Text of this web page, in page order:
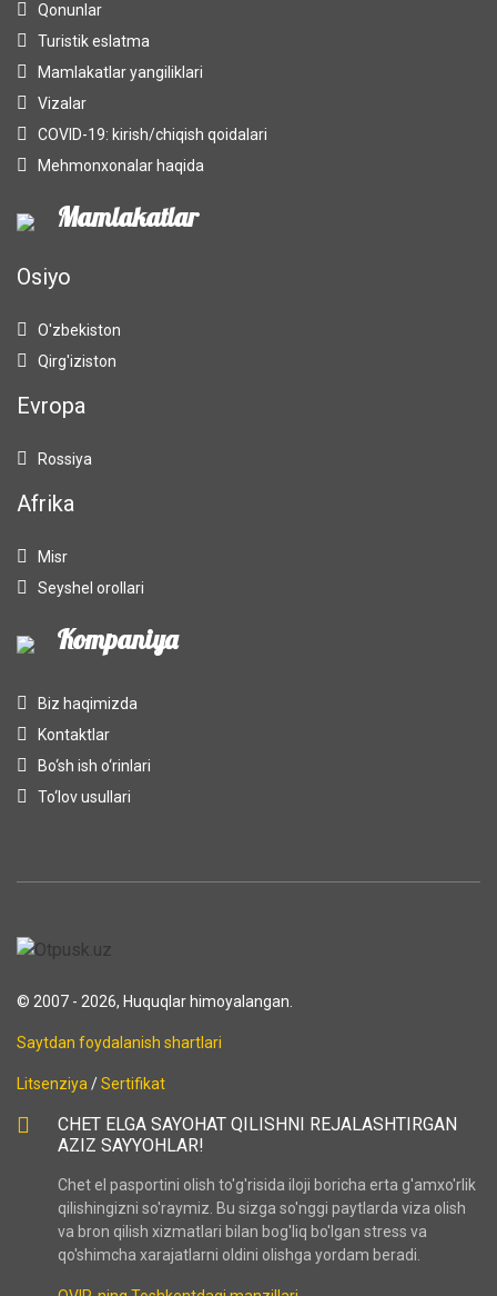
Qonunlar
Turistik eslatma
Mamlakatlar yangiliklari
Vizalar
COVID-19: kirish/chiqish qoidalari
Mehmonxonalar haqida
Mamlakatlar
Osiyo
O'zbekiston
Qirg'iziston
Evropa
Rossiya
Afrika
Misr
Seyshel orollari
Kompaniya
Biz haqimizda
Kontaktlar
Bo‘sh ish o‘rinlari
To‘lov usullari
© 2007 - 2026, Huquqlar himoyalangan.
Saytdan foydalanish shartlari
Litsenziya /Sertifikat
CHET ELGA SAYOHAT QILISHNI REJALASHTIRGAN
AZIZ SAYYOHLAR!
Chet el pasportini olish to'g'risida iloji boricha erta g'amxo'rlik
qilishingizni so'raymiz. Bu sizga so'nggi paytlarda viza olish
va bron qilish xizmatlari bilan bog'liq bo'lgan stress va
qo'shimcha xarajatlarni oldini olishga yordam beradi.